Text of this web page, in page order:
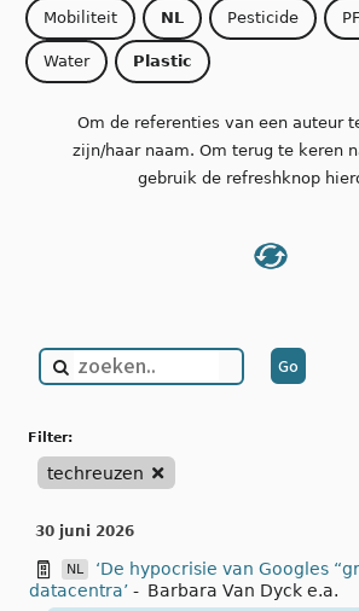
Mobiliteit NL Pesticide
Water Plastic
Om de referenties van een auteur
zijn/haar naam. Om terug te keren
gebruik de refreshknop
filter:
techreuzen
30 juni 2026
NL
‘De hypocrisie van Googles
datacentra’ - Barbara Van Dyck e.a.